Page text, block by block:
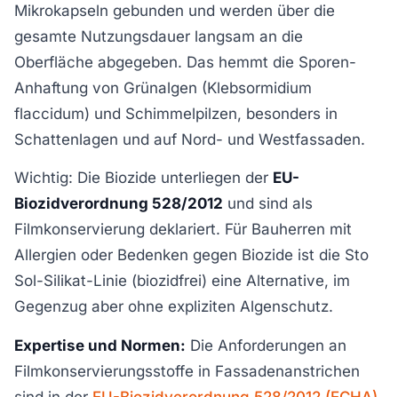
Mikrokapseln gebunden und werden über die
gesamte Nutzungsdauer langsam an die
Oberfläche abgegeben. Das hemmt die Sporen-
Anhaftung von Grünalgen (Klebsormidium
flaccidum) und Schimmelpilzen, besonders in
Schattenlagen und auf Nord- und Westfassaden.
Wichtig: Die Biozide unterliegen der EU-
Biozidverordnung 528/2012 und sind als
Filmkonservierung deklariert. Für Bauherren mit
Allergien oder Bedenken gegen Biozide ist die Sto
Sol-Silikat-Linie (biozidfrei) eine Alternative, im
Gegenzug aber ohne expliziten Algenschutz.
Expertise und Normen: Die Anforderungen an
Filmkonservierungsstoffe in Fassadenanstrichen